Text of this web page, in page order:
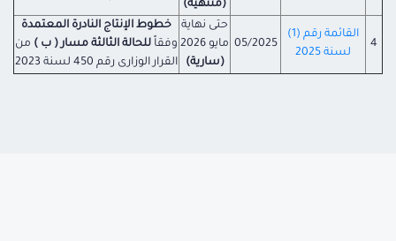
(منتهية)
4
القائمة رقم (1)
لسنة 2025
05/2025
حتى نهاية
مايو 2026
(سارية)
خطوط الإنتاج النادرة المعتمدة
وفقاً للحالة الثالثة مسار ( ب ) من
القرار الوزارى رقم 450 لسنة 2023